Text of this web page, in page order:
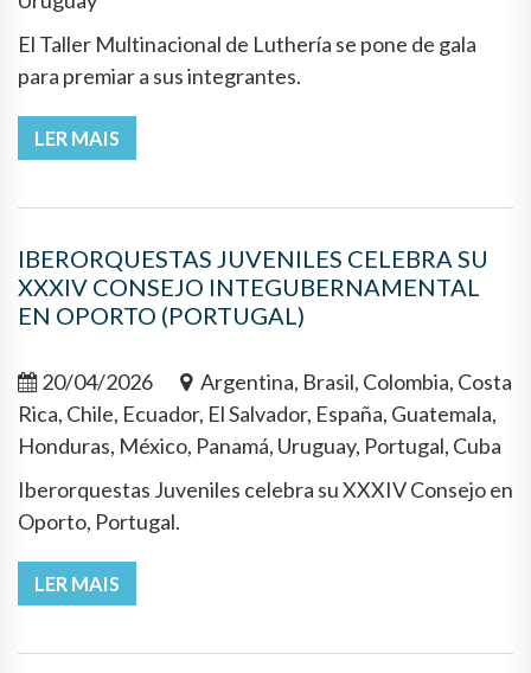
El Taller Multinacional de Luthería se pone de gala
para premiar a sus integrantes.
LER MAIS
IBERORQUESTAS JUVENILES CELEBRA SU
XXXIV CONSEJO INTEGUBERNAMENTAL
EN OPORTO (PORTUGAL)
20/04/2026
Argentina, Brasil, Colombia, Costa
Rica, Chile, Ecuador, El Salvador, España, Guatemala,
Honduras, México, Panamá, Uruguay, Portugal, Cuba
Iberorquestas Juveniles celebra su XXXIV Consejo en
Oporto, Portugal.
LER MAIS